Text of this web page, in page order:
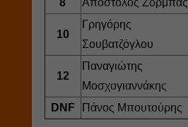
8 Απόστολος Ζορμπάς
10
Γρηγόρης
Σουβατζόγλου
12
Παναγιώτης
Μοσχογιαννάκης
DNF Πάνος Μπουτούρης